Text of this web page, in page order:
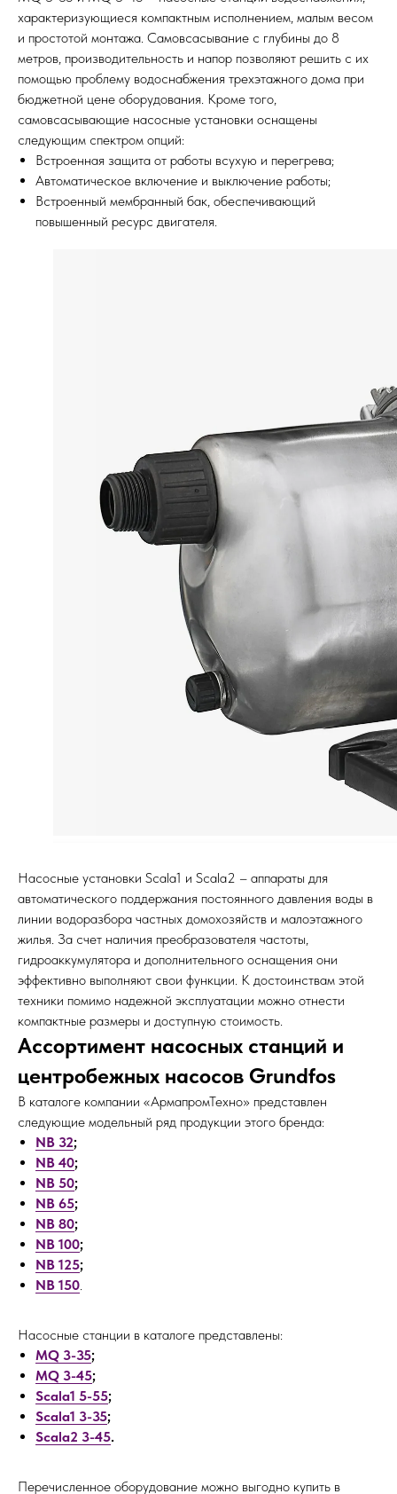
характеризующиеся компактным исполнением, малым весом
и простотой монтажа. Самовсасывание с глубины до 8
метров, производительность и напор позволяют решить с их
помощью проблему водоснабжения трехэтажного дома при
бюджетной цене оборудования. Кроме того,
самовсасывающие насосные установки оснащены
следующим спектром опций:
Встроенная защита от работы всухую и перегрева;
Автоматическое включение и выключение работы;
Встроенный мембранный бак, обеспечивающий
повышенный ресурс двигателя.
Насосные установки Scala1 и Scala2 – аппараты для
автоматического поддержания постоянного давления воды в
линии водоразбора частных домохозяйств и малоэтажного
жилья. За счет наличия преобразователя частоты,
гидроаккумулятора и дополнительного оснащения они
эффективно выполняют свои функции. К достоинствам этой
техники помимо надежной эксплуатации можно отнести
компактные размеры и доступную стоимость.
Ассортимент насосных станций и
центробежных насосов Grundfos
В каталоге компании «АрмапромТехно» представлен
следующие модельный ряд продукции этого бренда:
NB 32;
NB 40;
NB 50;
NB 65;
NB 80;
NB 100;
NB 125;
NB 150.
Насосные станции в каталоге представлены:
MQ 3-35;
MQ 3-45;
Scala1 5-55;
Scala1 3-35;
Scala2 3-45.
Перечисленное оборудование можно выгодно купить в